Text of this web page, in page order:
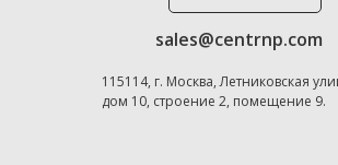
sales@centrnp.com
115114, г. Москва, Летниковская
дом 10, строение 2, помещение 9.